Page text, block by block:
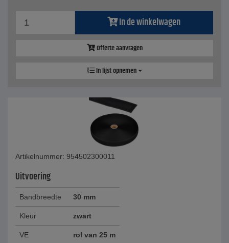
In de winkelwagen
Offerte aanvragen
In lijst opnemen
Artikelnummer: 954502300011
Uitvoering
Bandbreedte 30 mm
Kleur zwart
VE rol van 25 m